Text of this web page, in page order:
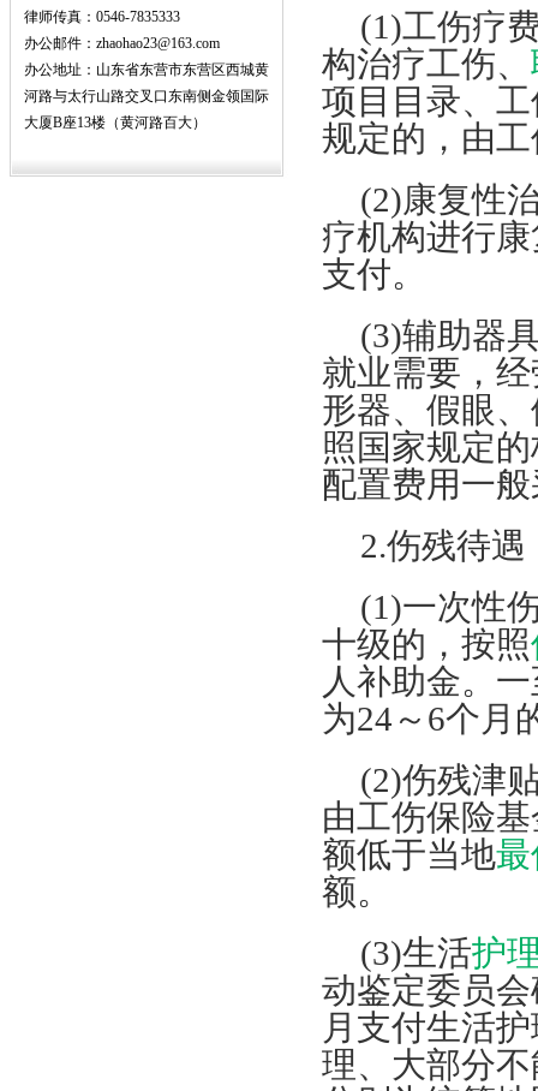
律师传真：0546-7835333
办公邮件：zhaohao23@163.com
办公地址：山东省东营市东营区西城黄
河路与太行山路交叉口东南侧金领国际
大厦B座13楼（黄河路百大）
(1)工伤疗
构治疗工伤、
项目目录、
规定的，由
(2)康复性
疗机构进行
支付。
(3)辅助器
就业需要，
形器、假眼
照国家规定
配置费用一
2.伤残待遇
(1)一次性
十级的，按照
人补助金。
为24～6个月
(2)伤残津
由工伤保险
额低于当地
额。
(3)生活护
动鉴定委员
月支付生活
理、大部分